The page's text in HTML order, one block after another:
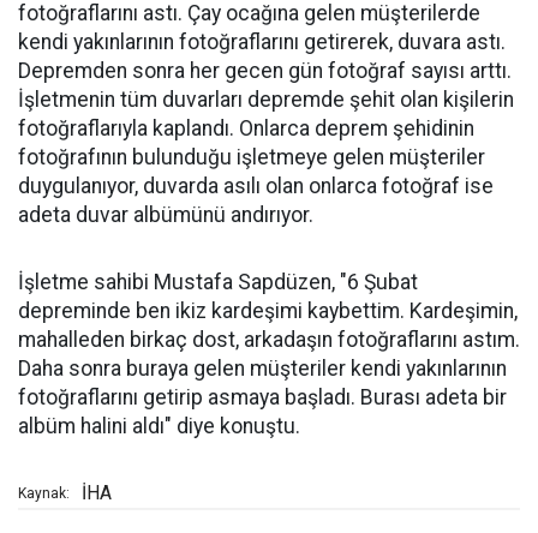
fotoğraflarını astı. Çay ocağına gelen müşterilerde
kendi yakınlarının fotoğraflarını getirerek, duvara astı.
Depremden sonra her gecen gün fotoğraf sayısı arttı.
İşletmenin tüm duvarları depremde şehit olan kişilerin
fotoğraflarıyla kaplandı. Onlarca deprem şehidinin
fotoğrafının bulunduğu işletmeye gelen müşteriler
duygulanıyor, duvarda asılı olan onlarca fotoğraf ise
adeta duvar albümünü andırıyor.
İşletme sahibi Mustafa Sapdüzen, "6 Şubat
depreminde ben ikiz kardeşimi kaybettim. Kardeşimin,
mahalleden birkaç dost, arkadaşın fotoğraflarını astım.
Daha sonra buraya gelen müşteriler kendi yakınlarının
fotoğraflarını getirip asmaya başladı. Burası adeta bir
albüm halini aldı" diye konuştu.
Kaynak: İHA